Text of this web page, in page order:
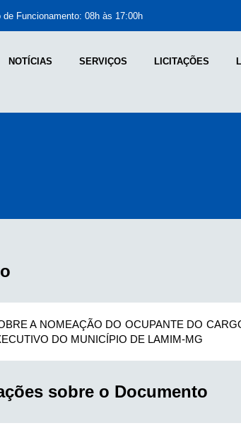
de Funcionamento: 08h às 17:00h
NOTÍCIAS SERVIÇOS LICITAÇÕES
A NOMEAÇÃO DO OCUPANTE DO
DO MUNICÍPIO DE LAMIM-MG
sobre o Documento